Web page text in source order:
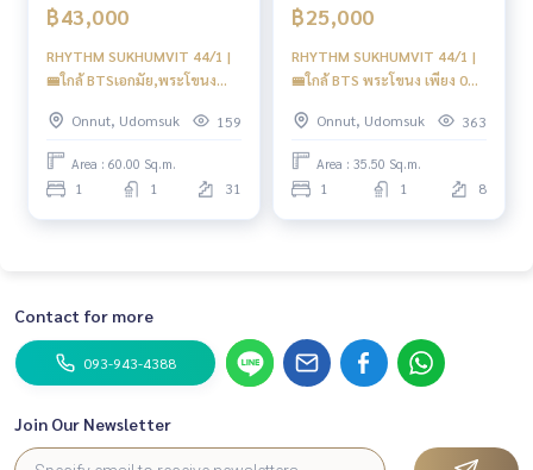
฿43,000
RHYTHM SUKHUMVIT 44/1 |
🚝ใกล้ BTSเอกมัย,พระโขนง
Onnut, Udomsuk
159
Area : 60.00 Sq.m.
1 1 31
฿25,000
RHYTHM SUKHUMVIT 44/1 |
🚝ใกล้ BTS พระโขนง เพียง 0
Onnut, Udomsuk
363
Area : 35.50 Sq.m.
1 1 8
Contact for more
093-943-4388
Join Our Newsletter